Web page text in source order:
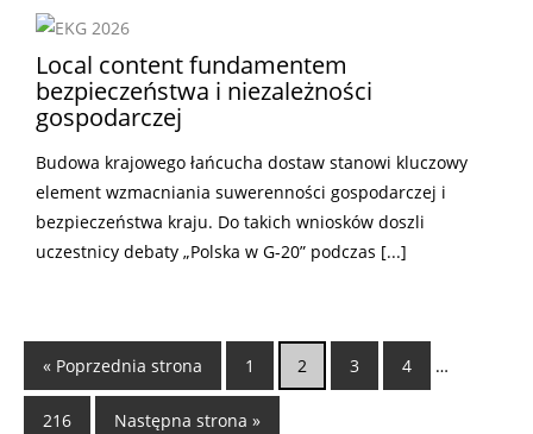
Local content fundamentem
bezpieczeństwa i niezależności
gospodarczej
Budowa krajowego łańcucha dostaw stanowi kluczowy
element wzmacniania suwerenności gospodarczej i
bezpieczeństwa kraju. Do takich wniosków doszli
uczestnicy debaty „Polska w G-20” podczas [...]
« Poprzednia strona 1 2 3 4 …
216 Następna strona »